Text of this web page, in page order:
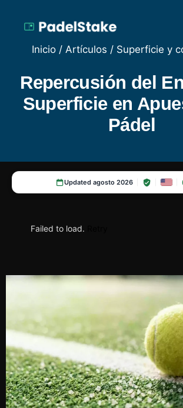
Inicio / Artículos / Superficie y
Repercusión del
Superficie en
Pádel
Updated agosto 2026
Failed to load.